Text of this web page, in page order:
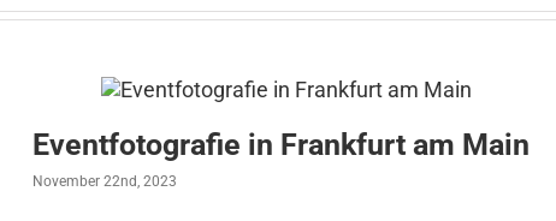
Eventfotografie in Frankfurt am Main
November 22nd, 2023